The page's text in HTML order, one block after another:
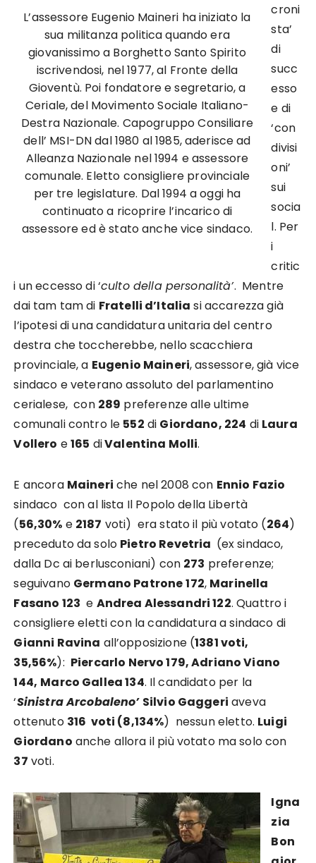
L’assessore Eugenio Maineri ha iniziato la
sua militanza politica quando era
giovanissimo a Borghetto Santo Spirito
iscrivendosi, nel 1977, al Fronte della
Gioventù. Poi fondatore e segretario, a
Ceriale, del Movimento Sociale Italiano-
Destra Nazionale. Capogruppo Consiliare
dell’ MSI-DN dal 1980 al 1985, aderisce ad
Alleanza Nazionale nel 1994 e assessore
comunale. Eletto consigliere provinciale
per tre legislature. Dal 1994 a oggi ha
continuato a ricoprire l’incarico di
assessore ed è stato anche vice sindaco.
croni
sta’
di
succ
esso
e di
‘con
divisi
oni’
sui
socia
l. Per
i
critic
i un eccesso di ‘culto della personalità’. Mentre
dai tam tam di Fratelli d’Italia si accarezza già
l’ipotesi di una candidatura unitaria del centro
destra che toccherebbe, nello scacchiera
provinciale, a Eugenio Maineri, assessore, già vice
sindaco e veterano assoluto del parlamentino
cerialese, con 289 preferenze alle ultime
comunali contro le 552 di Giordano, 224 di Laura
Vollero e165 diValentina Molli.
E ancora Maineri che nel 2008 con Ennio Fazio
sindaco con al lista Il Popolo della Libertà
(56,30% e 2187 voti) era stato il più votato (264)
preceduto da solo Pietro Revetria (ex sindaco,
dalla Dc ai berlusconiani) con 273 preferenze;
seguivano Germano Patrone172, Marinella
Fasano 123 e Andrea Alessandri 122. Quattro i
consigliere eletti con la candidatura a sindaco di
Gianni Ravina all’opposizione (1381 voti,
35,56%): Piercarlo Nervo 179, Adriano Viano
144, Marco Gallea 134. Il candidato per la
‘Sinistra Arcobaleno’ Silvio Gaggeri aveva
ottenuto 316 voti (8,134%) nessun eletto. Luigi
Giordano anche allora il più votato ma solo con
37 voti.
Igna
zia
Bon